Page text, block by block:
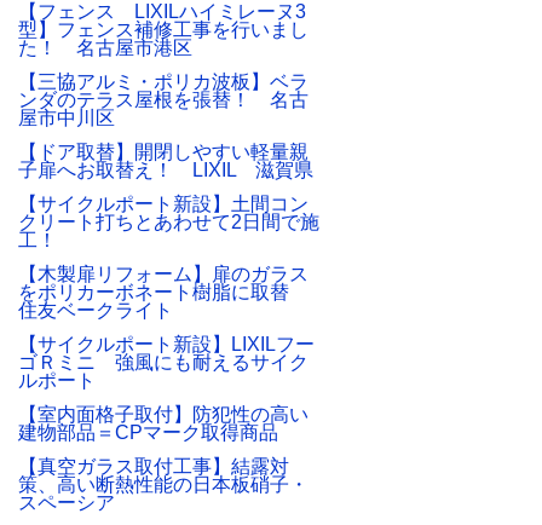
【フェンス LIXILハイミレーヌ3
型】フェンス補修工事を行いまし
た！ 名古屋市港区
【三協アルミ・ポリカ波板】ベラ
ンダのテラス屋根を張替！ 名古
屋市中川区
【ドア取替】開閉しやすい軽量親
子扉へお取替え！ LIXIL 滋賀県
【サイクルポート新設】土間コン
クリート打ちとあわせて2日間で施
工！
【木製扉リフォーム】扉のガラス
をポリカーボネート樹脂に取替
住友ベークライト
【サイクルポート新設】LIXILフー
ゴＲミニ 強風にも耐えるサイク
ルポート
【室内面格子取付】防犯性の高い
建物部品＝CPマーク取得商品
【真空ガラス取付工事】結露対
策、高い断熱性能の日本板硝子・
スペーシア